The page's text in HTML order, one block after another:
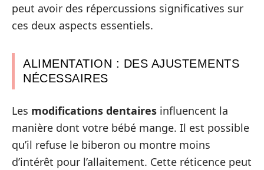
peut avoir des répercussions significatives sur
ces deux aspects essentiels.
ALIMENTATION : DES AJUSTEMENTS
NÉCESSAIRES
Les modifications dentaires influencent la
manière dont votre bébé mange. Il est possible
qu’il refuse le biberon ou montre moins
d’intérêt pour l’allaitement. Cette réticence peut